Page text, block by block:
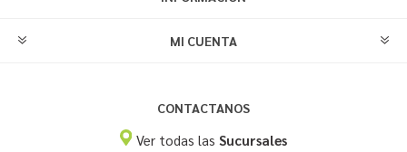
MI CUENTA
CONTACTANOS
Ver todas lasSucursales